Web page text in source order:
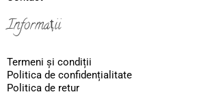
Informații
Termeni și condiții
Politica de confidențialitate
Politica de retur